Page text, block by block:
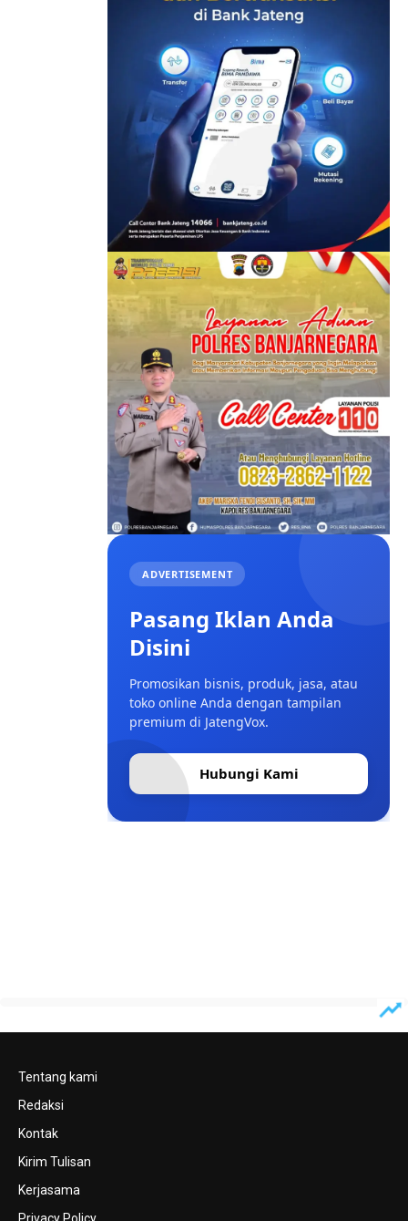
ADVERTISEMENT
Pasang Iklan Anda
Disini
Promosikan bisnis, produk, jasa, atau
toko online Anda dengan tampilan
premium di JatengVox.
Hubungi Kami
Tentang kami
Redaksi
Kontak
Kirim Tulisan
Kerjasama